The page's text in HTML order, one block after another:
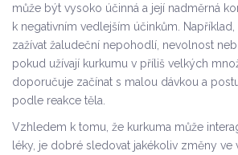
může být vysoko účinná a její nadměrná
k negativním vedlejším účinkům.
zažívat žaludeční nepohodlí, nevolnost
pokud užívají kurkumu v příliš velkých
doporučuje začínat s malou dávkou a
podle reakce těla.
Vzhledem k tomu, že kurkuma může
léky, je dobré sledovat jakékoliv změny ve